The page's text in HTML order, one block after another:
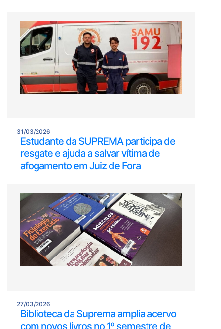
31/03/2026
Estudante da SUPREMA participa de
resgate e ajuda a salvar vítima de
afogamento em Juiz de Fora
27/03/2026
Biblioteca da Suprema amplia acervo
com novos livros no 1º semestre de